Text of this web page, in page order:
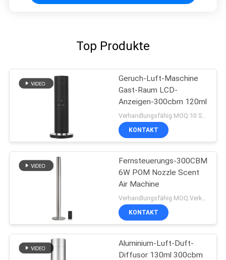
Top Produkte
Geruch-Luft-Maschine
Gast-Raum LCD-
Anzeigen-300cbm 120ml
Verhandlungsfähig MOQ:10 Stücke
KONTAKT
Fernsteuerungs-300CBM
6W POM Nozzle Scent
Air Machine
KONTAKT
Aluminium-Luft-Duft-
Diffusor 130ml 300cbm